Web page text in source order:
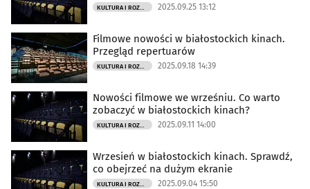
KULTURA I ROZRYWKA 2025.09.25 13:12
Filmowe nowości w białostockich kinach.
Przegląd repertuarów
KULTURA I ROZRYWKA 2025.09.18 14:39
Nowości filmowe we wrześniu. Co warto
zobaczyć w białostockich kinach?
KULTURA I ROZRYWKA 2025.09.11 14:00
Wrzesień w białostockich kinach. Sprawdź,
co obejrzeć na dużym ekranie
KULTURA I ROZRYWKA 2025.09.04 15:50